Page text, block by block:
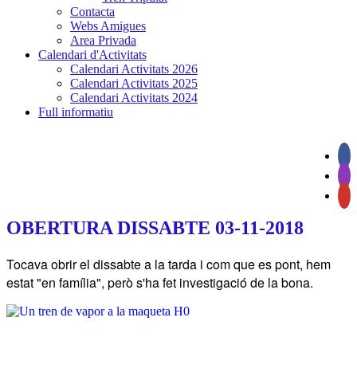
Contacta
Webs Amigues
Area Privada
Calendari d'Activitats
Calendari Activitats 2026
Calendari Activitats 2025
Calendari Activitats 2024
Full informatiu
OBERTURA DISSABTE 03-11-2018
Tocava obrir el dissabte a la tarda i com que es pont, hem
estat "en família", però s'ha fet investigació de la bona.